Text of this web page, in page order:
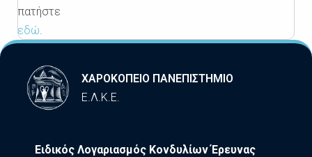
πατήστε
εδώ.
ΧΑΡΟΚΟΠΕΙΟ ΠΑΝΕΠΙΣΤΗΜΙΟ
Ε.Λ.Κ.Ε.
Ειδικός Λογαριασμός Κονδυλίων Έρευνας